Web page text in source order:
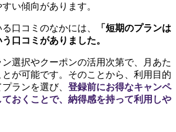
い傾向があります。
口コミのなかには、
「短期のプランは
口コミがありました。
選択やクーポンの活用次第で、月あた
が可能です。そのことから、利用目的
ランを選び、 登録前にお得なキャンペ
おくことで、納得感を持って利用しや